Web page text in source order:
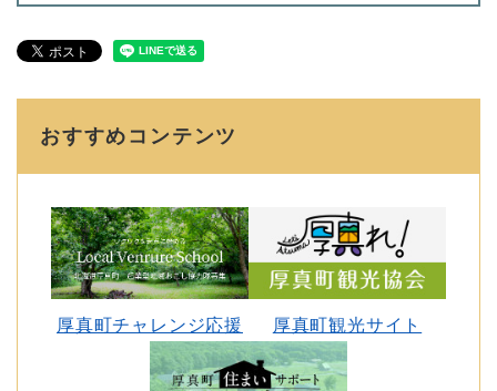
おすすめコンテンツ
厚真町チャレンジ応援 厚真町観光サイト